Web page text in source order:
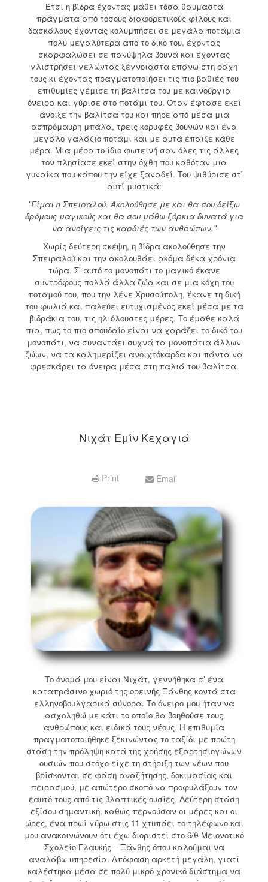
Έτσι η βίδρα έχοντας μάθει τόσα θαυμαστά
πράγματα από τόσους διαφορετικούς φίλους και
δασκάλους έχοντας κολυμπήσει σε μεγάλα ποτάμια
πολύ μεγαλύτερα από το δικό του, έχοντας
σκαρφαλώσει σε πανύψηλα βουνά και έχοντας
γλιστρήσει γελώντας ξέγνοιαστα επάνω στη ράχη
τους κι έχοντας πραγματοποιήσει τις πιο βαθιές του
επιθυμίες γέμισε τη βαλίτσα του με καινούργια
όνειρα και γύρισε στο ποτάμι του. Όταν έφτασε εκεί
άνοιξε την βαλίτσα του και πήρε από μέσα μια
ασπρόμαυρη μπάλα, τρεις κορυφές βουνών και ένα
μεγάλο γαλάζιο ποτάμι και με αυτά έπαιζε κάθε
μέρα. Μια μέρα το ίδιο φωτεινή σαν όλες τις άλλες
τον πλησίασε εκεί στην όχθη που καθόταν μια
γυναίκα που κάπου την είχε ξαναδεί. Του ψιθύρισε στ'
αυτί μυστικά:
"Είμαι η Σπειραλού. Ακολούθησε με και θα σου δείξω
δρόμους μαγικούς και θα σου μάθω ξόρκια δυνατά για
να ανοίγεις τις καρδιές των ανθρώπων."
Χωρίς δεύτερη σκέψη, η βίδρα ακολούθησε την
Σπειραλού και την ακολουθάει ακόμα δέκα χρόνια
τώρα. Σ’ αυτό το μονοπάτι το μαγικό έκανε
συντρόφους πολλά άλλα ζώα και σε μια κόχη του
ποταμού του, που την λένε Χρυσούπολη, έκανε τη δική
του φωλιά και παλεύει ευτυχισμένος εκεί μέσα με τα
βιδράκια του, τις ηλιόλουστες μέρες. Το έμαθε καλά
πια, πως το πιο σπουδαίο είναι να χαράζει το δικό του
μονοπάτι, να συναντάει συχνά τα μονοπάτια άλλων
ζώων, να τα καλημερίζει ανοιχτόκαρδα και πάντα να
φρεσκάρει τα όνειρα μέσα στη παλιά του βαλίτσα.
Νιχάτ Εμίν Κεχαγιά
Print Email
Το όνομά μου είναι Νιχάτ, γεννήθηκα σ’ ένα
καταπράσινο χωριό της ορεινής Ξάνθης κοντά στα
ελληνοβουλγαρικά σύνορα. Το όνειρο μου ήταν να
ασχοληθώ με κάτι το οποίο θα βοηθούσε τους
ανθρώπους και ειδικά τους νέους. Η επιθυμία
πραγματοποιήθηκε ξεκινώντας το ταξίδι με πρώτη
στάση την πρόληψη κατά της χρήσης εξαρτησιογώνων
ουσιών που στόχο είχε τη στήριξη των νέων που
βρίσκονται σε φάση αναζήτησης, δοκιμασίας και
πειρασμού, με απώτερο σκοπό να προφυλάξουν τον
εαυτό τους από τις βλαπτικές ουσίες. Δεύτερη στάση
εξίσου σημαντική, καθώς περνούσαν οι μέρες και οι
ώρες, ένα πρωί γύρω στις 11 χτυπάει το τηλέφωνο και
μου ανακοινώνουν ότι έχω διοριστεί στο 6/θ Μειονοτικό
Σχολείο Γλαυκής – Ξάνθης όπου καλούμαι να
αναλάβω υπηρεσία. Απόφαση αρκετή μεγάλη, γιατί
καλέστηκα μέσα σε πολύ μικρό χρονικό διάστημα να